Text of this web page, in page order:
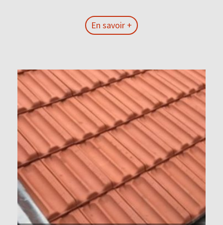
En savoir +